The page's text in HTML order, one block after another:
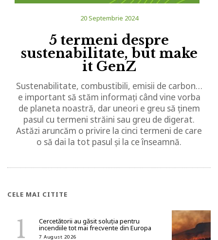
20 Septembrie 2024
5 termeni despre
sustenabilitate, but make
it GenZ
Sustenabilitate, combustibili, emisii de carbon…
e important să stăm informați când vine vorba
de planeta noastră, dar uneori e greu să ținem
pasul cu termeni străini sau greu de digerat.
Astăzi aruncăm o privire la cinci termeni de care
o să dai la tot pasul și la ce înseamnă.
CELE MAI CITITE
Cercetătorii au găsit soluția pentru
incendiile tot mai frecvente din Europa
7 August 2026